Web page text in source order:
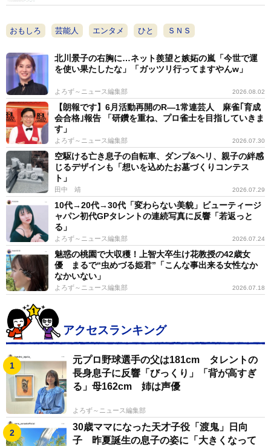
おもしろ 芸能人 エンタメ ひと ＳＮＳ
北川景子の右胸に…ネット羨望と嫉妬の嵐「今世で運
を使い果たしたな」「ガッツリ行ってますやんw」
よろず～ニュース編集部 2026.08.02
【朗報です】6月活動再開のR―1常連芸人 麻雀｢育成
会合格｣報告 「研鑽を重ね、プロ雀士を目指していきま
す」
よろず～ニュース編集部 2026.07.30
空駆ける亡き息子の自転車、ダンプ&ヘリ、親子の絆感
じるデザインも「想いを込めたお墓づくりコンテス
ト」
田中 靖 2026.07.29
10代→20代→30代「変わらない美貌」ビューティージ
ャパン初代GPタレントの連続写真に反響「若返っと
る」
よろず～ニュース編集部 2026.07.24
魅惑の桃園で大収穫！上智大卒生け花教授の42歳女
優 まるで“虫めづる姫君”「こんな事出来る女性なか
なかいない」
よろず～ニュース編集部 2026.07.18
アクセスランキング
元プロ野球選手の父は181cm タレントの
長身息子に反響「びっくり」「背が高すぎ
る」母162cm 姉は声優
よろず～ニュース編集部
30歳ママになった天才子役「渡鬼」日向
子 昨夏誕生の息子の姿に「大きくなって